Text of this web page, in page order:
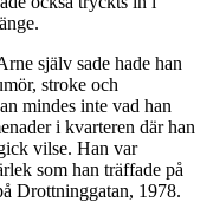
själv sade hade han
stroke och
mindes inte vad han
i kvarteren där han
vilse. Han var
som han träffade på
Drottninggatan, 1978.